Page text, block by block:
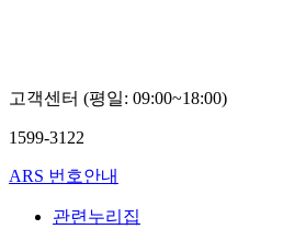
고객센터 (평일: 09:00~18:00)
1599-3122
ARS 번호안내
관련누리집